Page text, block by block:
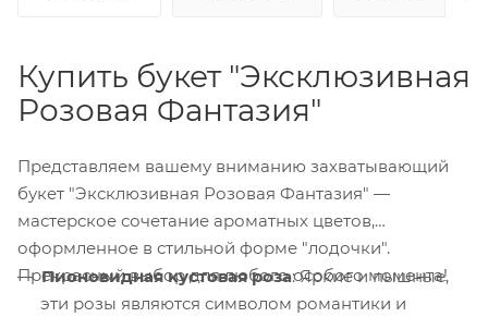
Купить букет "Эксклюзивная
Розовая Фантазия"
Представляем вашему вниманию захватывающий
букет "Эксклюзивная Розовая Фантазия" —
мастерское сочетание ароматных цветов,
оформленное в стильной форме "лодочки".
Прекрасный выбор для любого особого момента!
Пионовидная кустовая роза: Яркие и пышные,
эти розы являются символом романтики и